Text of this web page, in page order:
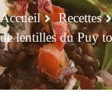
Accueil
Recettes
lentilles du Puy